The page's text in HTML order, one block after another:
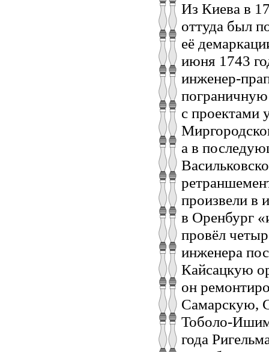
Из Киева в
оттуда был
её
июня 1743
инженер-
с проектами
а в
произвели в
в Оренбург
провёл
инженера
Кайсацкую
он
Самарскую,
Тоболо-
года